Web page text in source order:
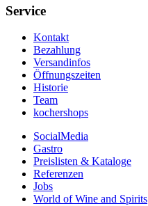
Service
Kontakt
Bezahlung
Versandinfos
Öffnungszeiten
Historie
Team
kochershops
SocialMedia
Gastro
Preislisten & Kataloge
Referenzen
Jobs
World of Wine and Spirits